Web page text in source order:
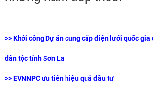
>> Khởi công Dự án cung cấp điện lưới quốc gia
dân tộc tỉnh Sơn La
>> EVNNPC ưu tiên hiệu quả đầu tư